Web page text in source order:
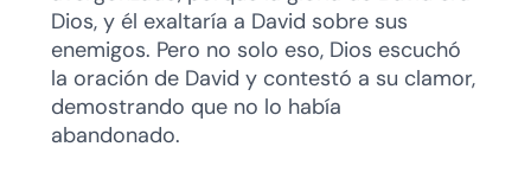
Dios, y él exaltaría a David sobre sus
enemigos. Pero no solo eso, Dios escuchó
la oración de David y contestó a su clamor,
demostrando que no lo había
abandonado.